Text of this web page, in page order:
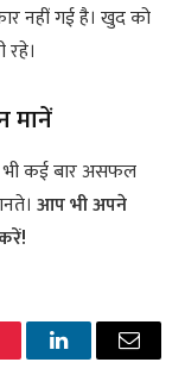
नहीं गई है। खुद को
मानें
भी कई बार असफल
आप भी अपने
LinkedInEmail